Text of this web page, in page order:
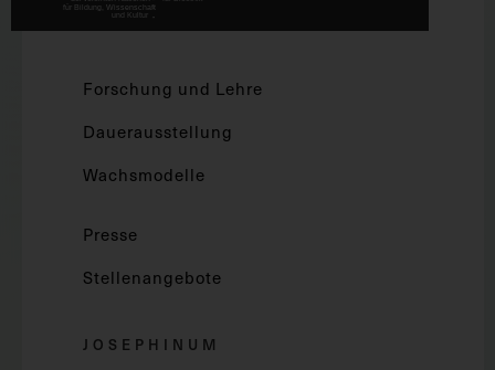
Forschung und Lehre
Dauerausstellung
Wachsmodelle
Presse
Stellenangebote
JOSEPHINUM